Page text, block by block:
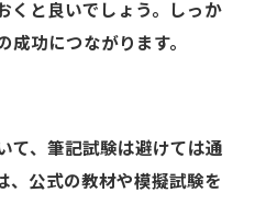
くと良いでしょう。しっか
成功につながります。
て、筆記試験は避けては通
、公式の教材や模擬試験を